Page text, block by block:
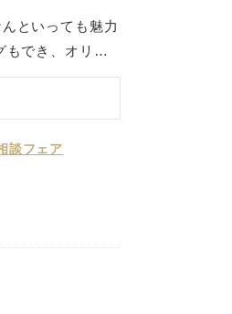
といっても魅力
もでき、オリジ
、ご家族やゲス
話やメールで
日をお迎えいた
談フェア